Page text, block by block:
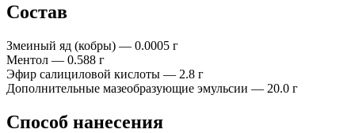
Состав
Змеиный яд (кобры) — 0.0005 г
Ментол — 0.588 г
Эфир салициловой кислоты — 2.8 г
Дополнительные мазеобразующие эмульсии — 20.0 г
Способ нанесения